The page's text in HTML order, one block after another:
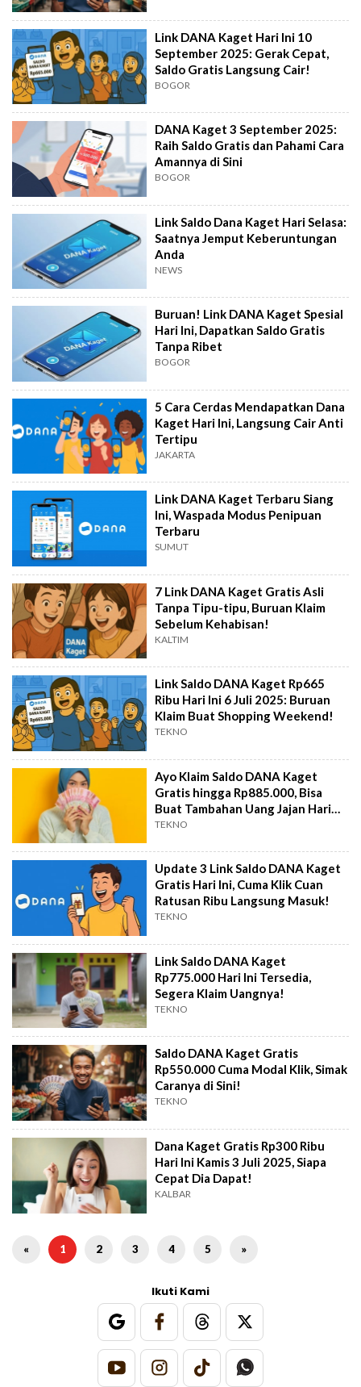
Link DANA Kaget Hari Ini 10
September 2025: Gerak Cepat,
Saldo Gratis Langsung Cair!
BOGOR
DANA Kaget 3 September 2025:
Raih Saldo Gratis dan Pahami Cara
Amannya di Sini
BOGOR
Link Saldo Dana Kaget Hari Selasa:
Saatnya Jemput Keberuntungan
Anda
NEWS
Buruan! Link DANA Kaget Spesial
Hari Ini, Dapatkan Saldo Gratis
Tanpa Ribet
BOGOR
5 Cara Cerdas Mendapatkan Dana
Kaget Hari Ini, Langsung Cair Anti
Tertipu
JAKARTA
Link DANA Kaget Terbaru Siang
Ini, Waspada Modus Penipuan
Terbaru
SUMUT
7 Link DANA Kaget Gratis Asli
Tanpa Tipu-tipu, Buruan Klaim
Sebelum Kehabisan!
KALTIM
Link Saldo DANA Kaget Rp665
Ribu Hari Ini 6 Juli 2025: Buruan
Klaim Buat Shopping Weekend!
TEKNO
Ayo Klaim Saldo DANA Kaget
Gratis hingga Rp885.000, Bisa
Buat Tambahan Uang Jajan Hari
Ini!
TEKNO
Update 3 Link Saldo DANA Kaget
Gratis Hari Ini, Cuma Klik Cuan
Ratusan Ribu Langsung Masuk!
TEKNO
Link Saldo DANA Kaget
Rp775.000 Hari Ini Tersedia,
Segera Klaim Uangnya!
TEKNO
Saldo DANA Kaget Gratis
Rp550.000 Cuma Modal Klik, Simak
Caranya di Sini!
TEKNO
Dana Kaget Gratis Rp300 Ribu
Hari Ini Kamis 3 Juli 2025, Siapa
Cepat Dia Dapat!
KALBAR
« 1 2 3 4 5 »
Ikuti Kami